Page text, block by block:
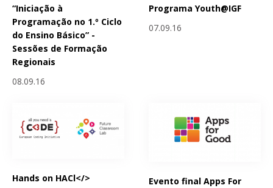
“Iniciação à
Programação no 1.º Ciclo
do Ensino Básico” -
Sessões de Formação
Regionais
08.09.16
Programa Youth@IGF
07.09.16
Hands on HACl</>
Evento final Apps For